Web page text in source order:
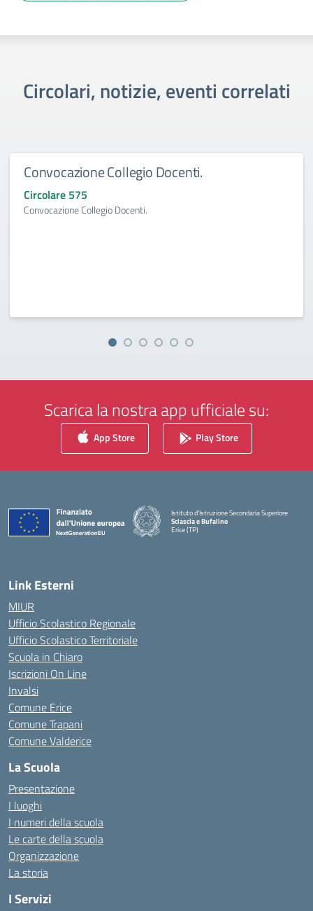
Circolari, notizie, eventi correlati
Convocazione Collegio Docenti.
Circolare 575
Convocazione Collegio Docenti.
Scarica la nostra app ufficiale su:
App Store Play Store
Istituto d'Istruzione Secondaria Superiore
Sciascia e Bufalino
Erice (TP)
Link Esterni
MIUR
Ufficio Scolastico Regionale
Ufficio Scolastico Territoriale
Scuola in Chiaro
Iscrizioni On Line
Invalsi
Comune Erice
Comune Trapani
Comune Valderice
La Scuola
Presentazione
I luoghi
I numeri della scuola
Le carte della scuola
Organizzazione
La storia
I Servizi